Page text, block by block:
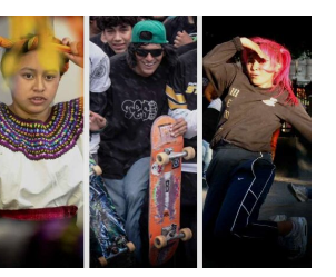
fraudes:
Banco
del
Bienestar
pide
hacer
este
importante
trámite
para
seguir